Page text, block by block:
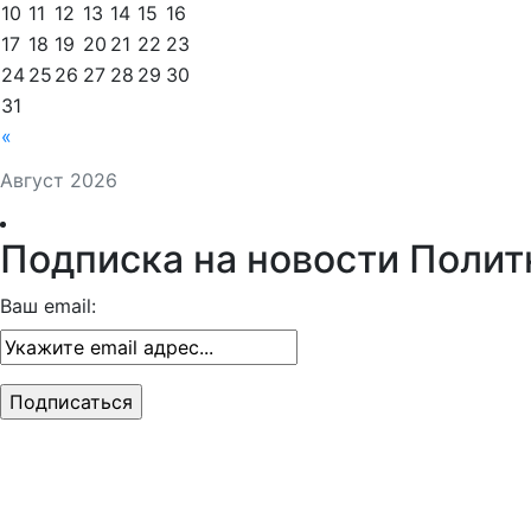
Август 2026
«
10 11 12 13 14 15 16
17 18 19 20 21 22 23
24 25 26 27 28 29 30
31
Подписка на новости
Ваш email: